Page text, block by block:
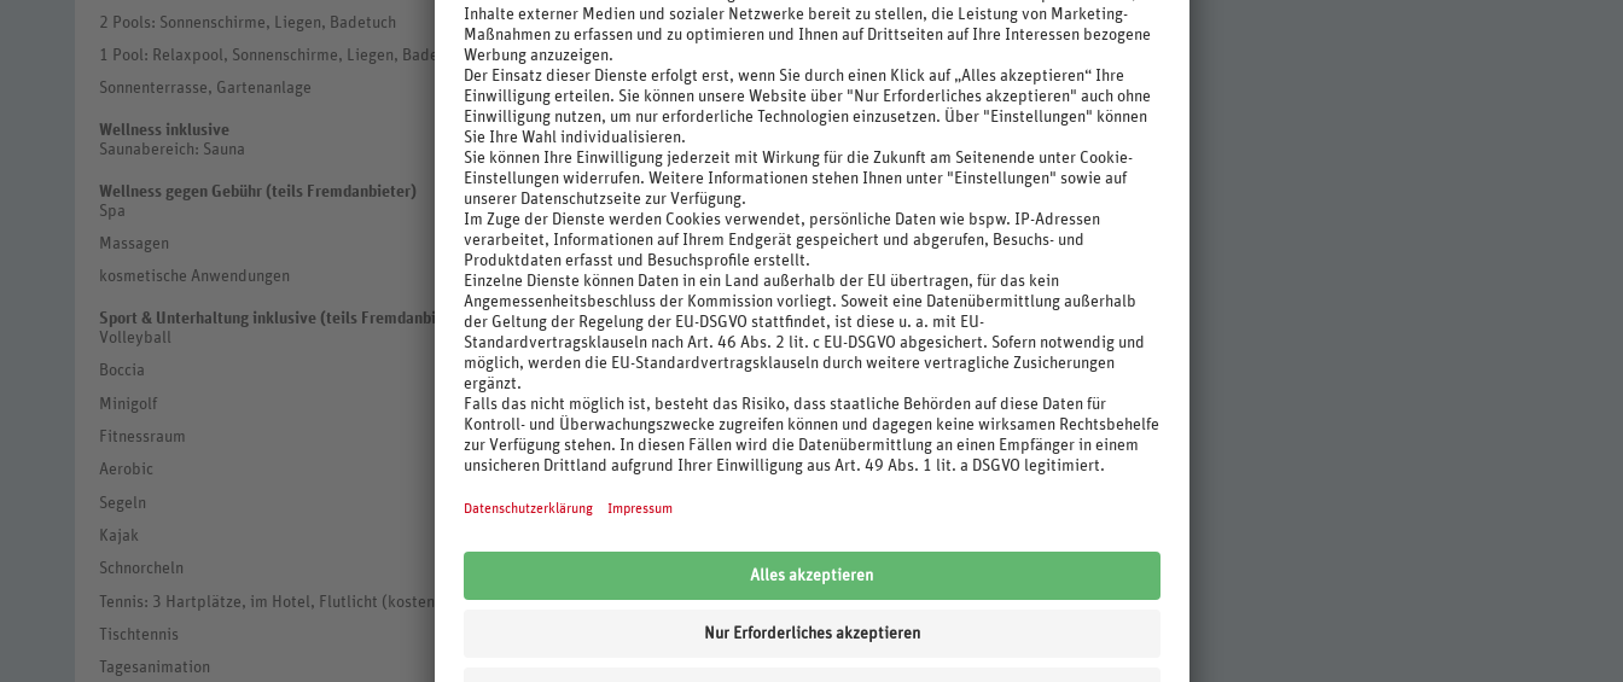
2 Pools: Sonnenschirme, Liegen, Badetuch
1 Pool: Relaxpool, Sonnenschirme, Liegen, Badetuch
Sonnenterrasse, Gartenanlage
Wellness inklusive
Saunabereich: Sauna
Wellness gegen Gebühr (teils Fremdanbieter)
Spa
Massagen
kosmetische Anwendungen
Sport & Unterhaltung inklusive (teils Fremdanbieter)
Volleyball
Boccia
Minigolf
Fitnessraum
Aerobic
Segeln
Kajak
Schnorcheln
Tennis: 3 Hartplätze, im Hotel, Flutlicht (kostenpflichtig)
Tischtennis
Tagesanimation